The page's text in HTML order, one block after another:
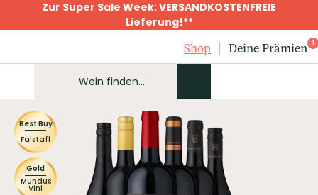
Zur Super Sale Week: VERSANDKOSTENFREIE
Lieferung!**
Shop
Deine Prämien 1
Best Buy
Falstaff
Gold
Mundus
Vini